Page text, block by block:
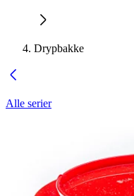
Drypbakke
Alle serier